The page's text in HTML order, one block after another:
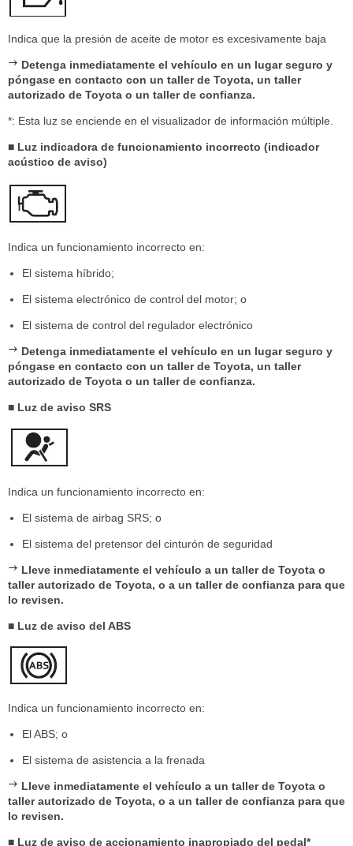
Indica que la presión de aceite de motor es excesivamente baja
Detenga inmediatamente el vehículo en un lugar seguro y
póngase en contacto con un taller de Toyota, un taller
autorizado de Toyota o un taller de confianza.
*: Esta luz se enciende en el visualizador de información múltiple.
■ Luz indicadora de funcionamiento incorrecto (indicador
acústico de aviso)
Indica un funcionamiento incorrecto en:
El sistema híbrido;
El sistema electrónico de control del motor; o
El sistema de control del regulador electrónico
Detenga inmediatamente el vehículo en un lugar seguro y
póngase en contacto con un taller de Toyota, un taller
autorizado de Toyota o un taller de confianza.
■ Luz de aviso SRS
Indica un funcionamiento incorrecto en:
El sistema de airbag SRS; o
El sistema del pretensor del cinturón de seguridad
Lleve inmediatamente el vehículo a un taller de Toyota o
taller autorizado de Toyota, o a un taller de confianza para que
lo revisen.
■ Luz de aviso del ABS
Indica un funcionamiento incorrecto en:
El ABS; o
El sistema de asistencia a la frenada
Lleve inmediatamente el vehículo a un taller de Toyota o
taller autorizado de Toyota, o a un taller de confianza para que
lo revisen.
■ Luz de aviso de accionamiento inapropiado del pedal*